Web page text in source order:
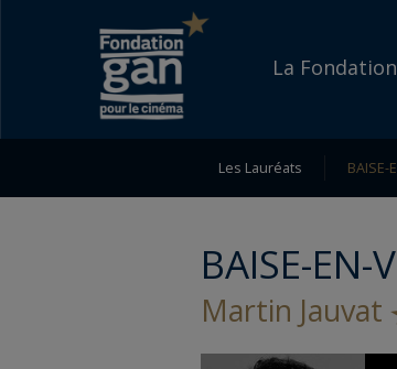
Go to content Go to navigation
Fondation
gan
pour
cinéma
Accueil
La Fondation
Les Lauréats BAISE-
BAISE-EN-
Martin Jauvat